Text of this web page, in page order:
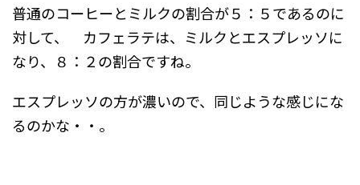
普通のコーヒーとミルクの割合が５：５であるのに
対して、 カフェラテは、ミルクとエスプレッソに
なり、８：２の割合ですね。
エスプレッソの方が濃いので、同じような感じにな
るのかな・・。